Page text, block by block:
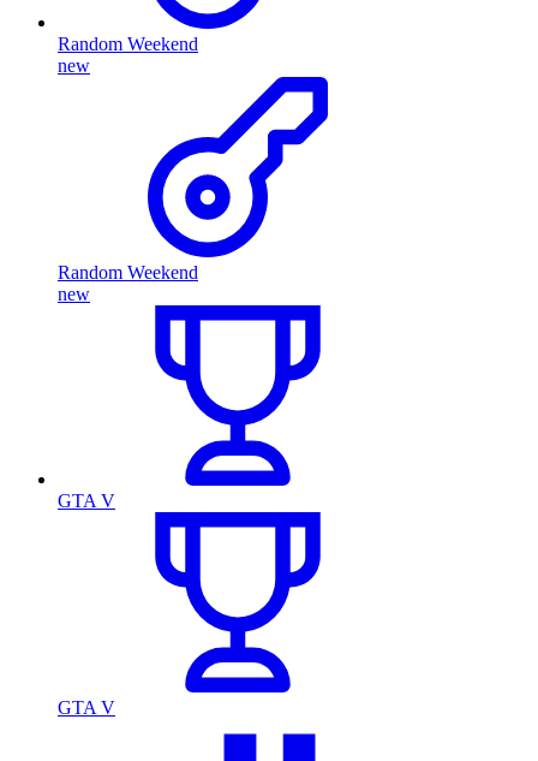
Random Weekend
new
Random Weekend
new
GTA V
GTA V